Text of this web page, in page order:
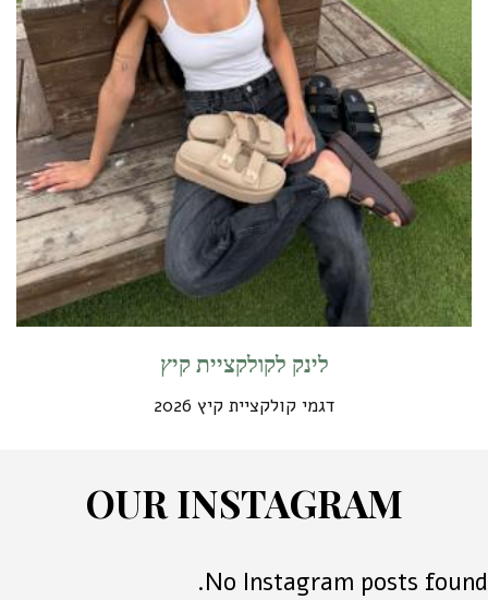
לינק לקולקציית קיץ
דגמי קולקציית קיץ 2026
OUR INSTAGRAM
No Instagram posts found.